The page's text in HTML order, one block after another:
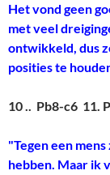
Het vond geen
met veel
ontwikkeld, dus
posities te
10 .. Pb8-c6 11.
"Tegen een
hebben. Maar ik